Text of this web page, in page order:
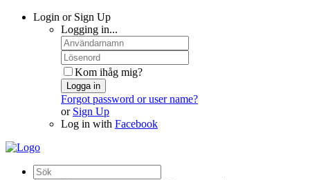
Login or Sign Up
Logging in...
Kom ihåg mig?
Logga in
Forgot password or user name?
or Sign Up
Log in with Facebook